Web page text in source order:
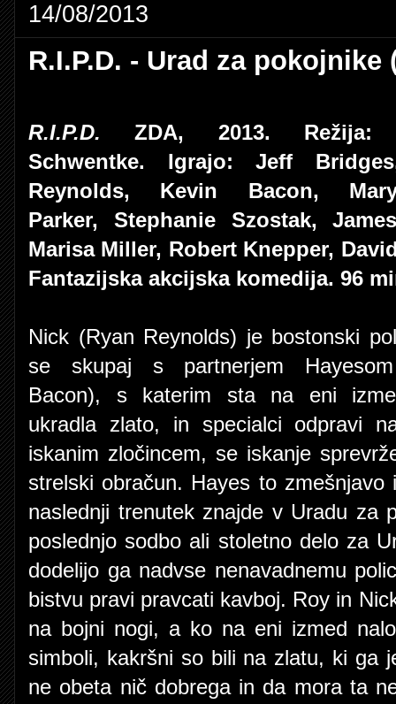
14/08/2013
R.I.P.D. - Urad za pokojnike
R.I.P.D. ZDA, 2013. Režija:
Schwentke. Igrajo: Jeff
Reynolds, Kevin Bacon,
Parker, Stephanie Szostak,
Marisa Miller, Robert Knepper,
Fantazijska akcijska komedija. 96
Nick (Ryan Reynolds) je bostonski
se skupaj s partnerjem
Bacon), s katerim sta na eni
ukradla zlato, in specialci odpravi
iskanim zločincem, se iskanje
strelski obračun. Hayes to
naslednji trenutek znajde v Uradu za
poslednjo sodbo ali stoletno delo za
dodelijo ga nadvse nenavadnemu
bistvu pravi pravcati kavboj. Roy in
na bojni nogi, a ko na eni izmed
simboli, kakršni so bili na zlatu, ki ga
ne obeta nič dobrega in da mora ta